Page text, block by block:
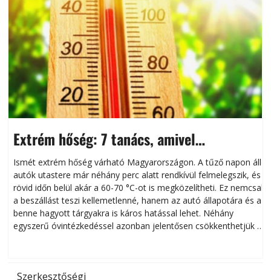
Extrém hőség: 7 tanács, amivel
megóvhatjuk autónkat a nyári károktól
Ismét extrém hőség várható Magyarországon. A tűző napon álló
autók utastere már néhány perc alatt rendkívül felmelegszik, és
rövid időn belül akár a 60-70 °C-ot is megközelítheti. Ez nemcsak
a beszállást teszi kellemetlenné, hanem az autó állapotára és a
benne hagyott tárgyakra is káros hatással lehet. Néhány
egyszerű óvintézkedéssel azonban jelentősen csökkenthetjük a
Szerkesztőségi